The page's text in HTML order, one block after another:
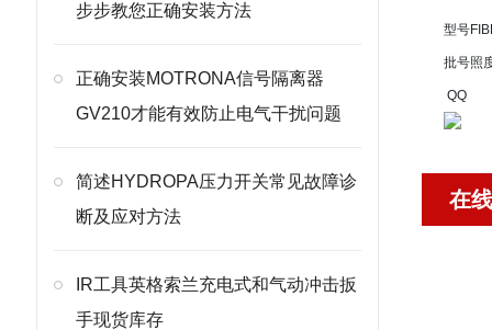
步步教您正确安装方法
正确安装MOTRONA信号隔离器
GV210才能有效防止电气干扰问题
简述HYDROPA压力开关常见故障诊
断及应对方法
IR工具英格索兰充电式和气动冲击扳
手现货库存
型号
批号照
QQ
在